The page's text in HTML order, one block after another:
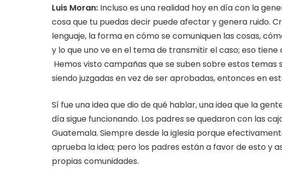
Luis Moran: Incluso es una realidad hoy en día con la
cosa que tu puedas decir puede afectar y genera ruido.
lenguaje, la forma en cómo se comuniquen las cosas,
y lo que uno ve en el tema de transmitir el caso; eso
Hemos visto campañas que se suben sobre estos
siendo juzgadas en vez de ser aprobadas, entonces en
Sí fue una idea que dio de qué hablar, una idea que la
día sigue funcionando. Los padres se quedaron con las
Guatemala. Siempre desde la iglesia porque
aprueba la idea; pero los padres están a favor de esto y
propias comunidades.